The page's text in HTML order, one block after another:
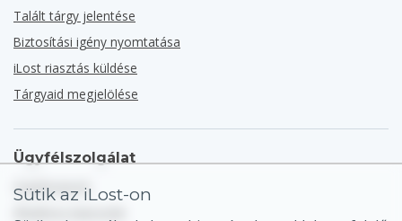
Talált tárgy jelentése
Biztosítási igény nyomtatása
iLost riasztás küldése
Tárgyaid megjelölése
Ügyfélszolgálat
Súgóközpont
Sütik az iLost-on